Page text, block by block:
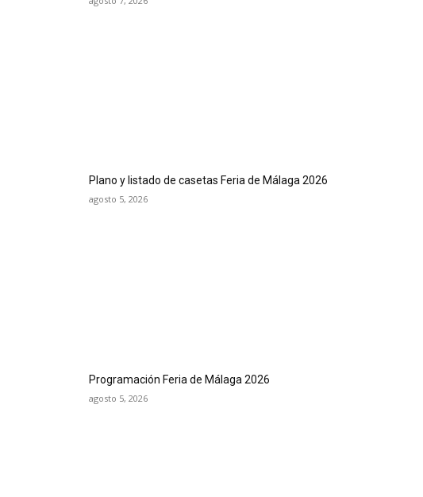
Plano y listado de casetas Feria de Málaga 2026
agosto 5, 2026
Programación Feria de Málaga 2026
agosto 5, 2026